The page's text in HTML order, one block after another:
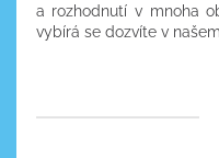
a rozhodnutí v mnoha
vybírá se dozvíte v